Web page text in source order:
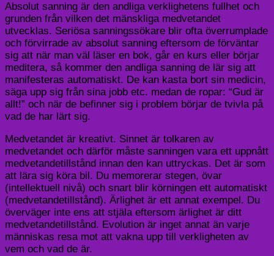
Absolut sanning är den andliga verklighetens fullhet och
grunden från vilken det mänskliga medvetandet
utvecklas. Seriösa sanningssökare blir ofta överrumplade
och förvirrade av absolut sanning eftersom de förväntar
sig att när man väl läser en bok, går en kurs eller börjar
meditera, så kommer den andliga sanning de lär sig att
manifesteras automatiskt. De kan kasta bort sin medicin,
säga upp sig från sina jobb etc. medan de ropar: “Gud är
allt!” och när de befinner sig i problem börjar de tvivla på
vad de har lärt sig.
Medvetandet är kreativt. Sinnet är tolkaren av
medvetandet och därför måste sanningen vara ett uppnått
medvetandetillstånd innan den kan uttryckas. Det är som
att lära sig köra bil. Du memorerar stegen, övar
(intellektuell nivå) och snart blir körningen ett automatiskt
(medvetandetillstånd). Ärlighet är ett annat exempel. Du
överväger inte ens att stjäla eftersom ärlighet är ditt
medvetandetillstånd. Evolution är inget annat än varje
människas resa mot att vakna upp till verkligheten av
vem och vad de är.